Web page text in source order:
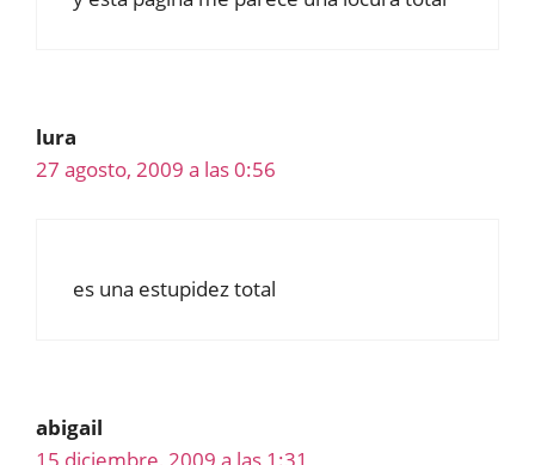
lura
27 agosto, 2009 a las 0:56
es una estupidez total
abigail
15 diciembre, 2009 a las 1:31